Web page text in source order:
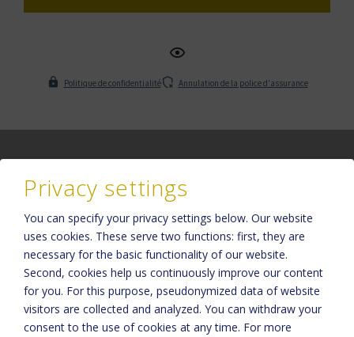
Politique de confidentialité Annulation de la police d'assurance
Veuillez activer l'option « Fonctionnalité » dans les paramètres des
cookies pour un affichage correct de la carte.
Paramètres des cookies
Privacy settings
You can specify your privacy settings below. Our website
uses cookies. These serve two functions: first, they are
necessary for the basic functionality of our website.
Second, cookies help us continuously improve our content
for you. For this purpose, pseudonymized data of website
visitors are collected and analyzed. You can withdraw your
consent to the use of cookies at any time. For more